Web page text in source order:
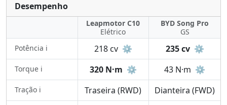
Desempenho
Leapmotor C10
Elétrico
BYD Song Pro
GS
Potência ℹ️
218 cv ⚙️ 235 cv ⚙️
Torque ℹ️ 320 N·m ⚙️ 43 N·m ⚙️
Tração ℹ️ Traseira (RWD) Dianteira (FWD)